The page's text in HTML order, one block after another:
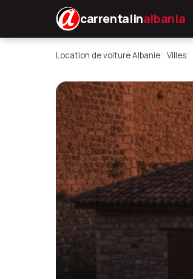
carrentalinalbania
Location de voiture Albanie Villes